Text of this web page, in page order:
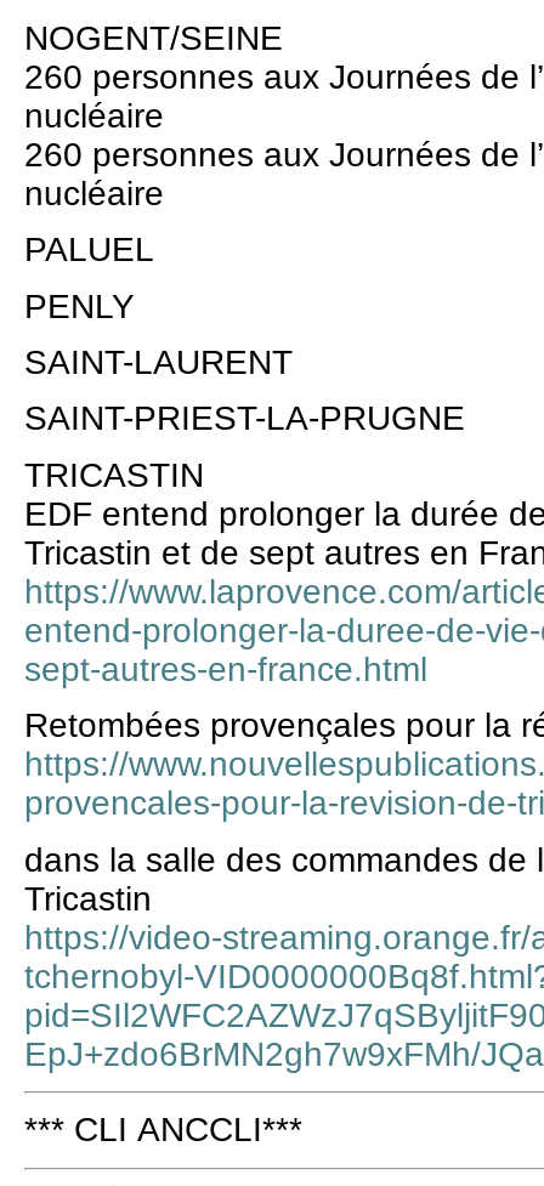
NOGENT/SEINE
260 personnes aux Journées de
nucléaire
260 personnes aux Journées de
nucléaire
PALUEL
PENLY
SAINT-LAURENT
SAINT-PRIEST-LA-PRUGNE
TRICASTIN
EDF entend prolonger la durée
Tricastin et de sept autres en
https://www.laprovence.com/
entend-prolonger-la-duree-de-
sept-autres-en-france.html
Retombées provençales pour la
https://
provencales-pour-la-revision-de-
dans la salle des commandes de
Tricastin
https://video-
tchernobyl-
EpJ+zdo6BrMN2gh7w9xFMh/
*** CLI ANCCLI***